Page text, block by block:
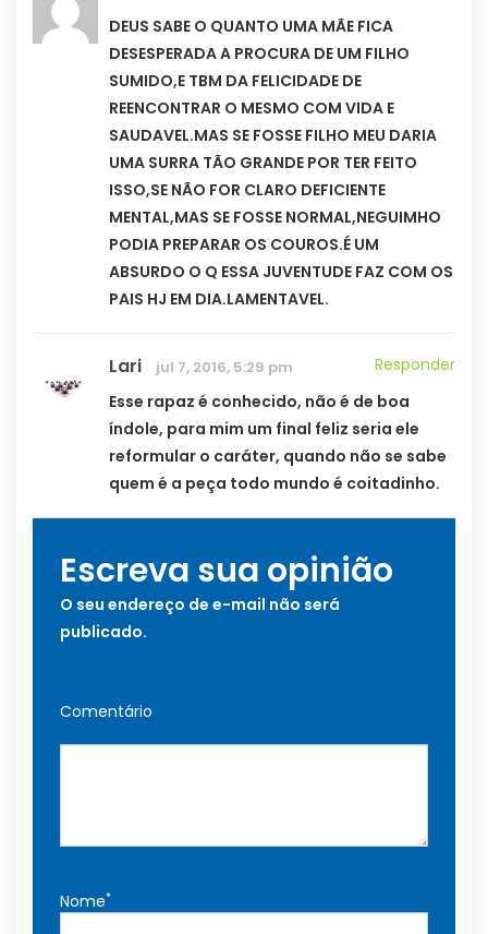
DEUS SABE O QUANTO UMA MÃE FICA
DESESPERADA A PROCURA DE UM FILHO
SUMIDO,E TBM DA FELICIDADE DE
REENCONTRAR O MESMO COM VIDA E
SAUDAVEL.MAS SE FOSSE FILHO MEU DARIA
UMA SURRA TÃO GRANDE POR TER FEITO
ISSO,SE NÃO FOR CLARO DEFICIENTE
MENTAL,MAS SE FOSSE NORMAL,NEGUIMHO
PODIA PREPARAR OS COUROS.É UM
ABSURDO O Q ESSA JUVENTUDE FAZ COM OS
PAIS HJ EM DIA.LAMENTAVEL.
Lari jul 7, 2016, 5:29 pm
Responder
Esse rapaz é conhecido, não é de boa
índole, para mim um final feliz seria ele
reformular o caráter, quando não se sabe
quem é a peça todo mundo é coitadinho.
Escreva sua opinião
O seu endereço de e-mail não será
publicado.
Comentário
Nome*